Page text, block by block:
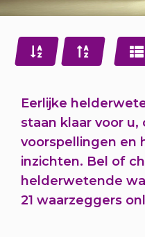
Eerlijke
staan klaar voor u,
voorspellingen en
inzichten. Bel of
helderwetende
21 waarzeggers